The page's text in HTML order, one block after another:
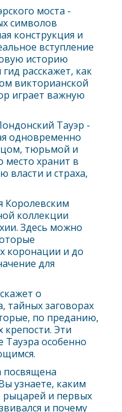
моста -
символов
конструкция и
вступление
историю
расскажет, как
викторианской
играет важную
ский Тауэр -
одновременно
тюрьмой и
хранит в
власти и страха,
Королевским
коллекции
Здесь можно
коронации и до
для
о
тайных заговорах
по преданию,
крепости. Эти
особенно
посвящена
узнаете, каким
рыцарей и первых
и почему